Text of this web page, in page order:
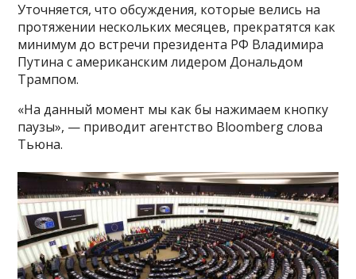
Уточняется, что обсуждения, которые велись на
протяжении нескольких месяцев, прекратятся как
минимум до встречи президента РФ Владимира
Путина с американским лидером Дональдом
Трампом.
«На данный момент мы как бы нажимаем кнопку
паузы», — приводит агентство Bloomberg слова
Тьюна.